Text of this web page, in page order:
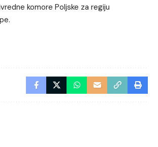
komore Poljske za regiju